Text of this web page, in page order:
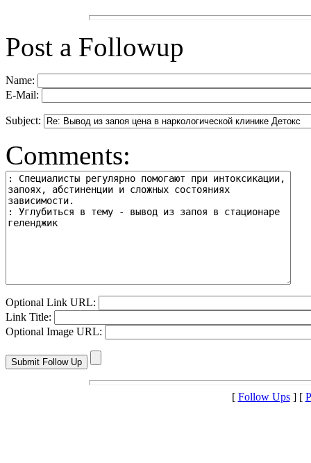
Post a Followup
Name:
E-Mail:
Subject:
Comments:
Optional Link URL:
Link Title:
Optional Image URL:
[ Follow Ups] [